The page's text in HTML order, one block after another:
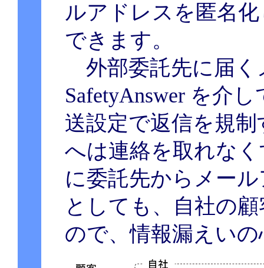
ルアドレスを匿名
できます。
外部委託先に届く
SafetyAnswer を介
送設定で返信を規
へは連絡を取れな
に委託先からメー
としても、自社の
ので、情報漏えい